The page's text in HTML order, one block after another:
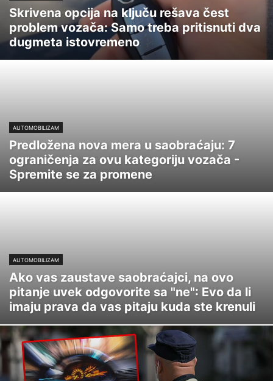
Skrivena opcija na ključu rešava čest
problem vozača: Samo treba pritisnuti dva
dugmeta istovremeno
AUTOMOBILIZAM
Predložena nova mera u saobraćaju: 7
ograničenja za ovu kategoriju vozača -
Spremite se za promene
AUTOMOBILIZAM
Ako vas zaustave saobraćajci, na ovo
pitanje uvek odgovorite sa "ne": Evo da li
imaju prava da vas pitaju kuda ste krenuli